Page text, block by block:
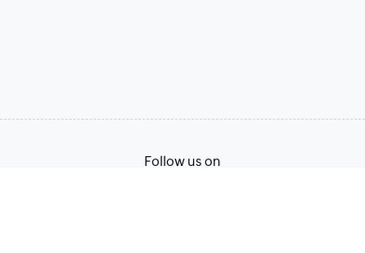
Follow us on